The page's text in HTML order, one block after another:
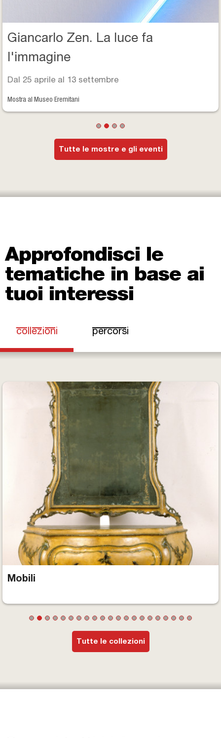
Giancarlo Zen. La luce fa
l'immagine
Dal 25 aprile al 13 settembre
Mostra al Museo Eremitani
Tutte le mostre e gli eventi
Approfondisci le
tematiche in base ai
tuoi interessi
collezioni percorsi
Mobili
Tutte le collezioni